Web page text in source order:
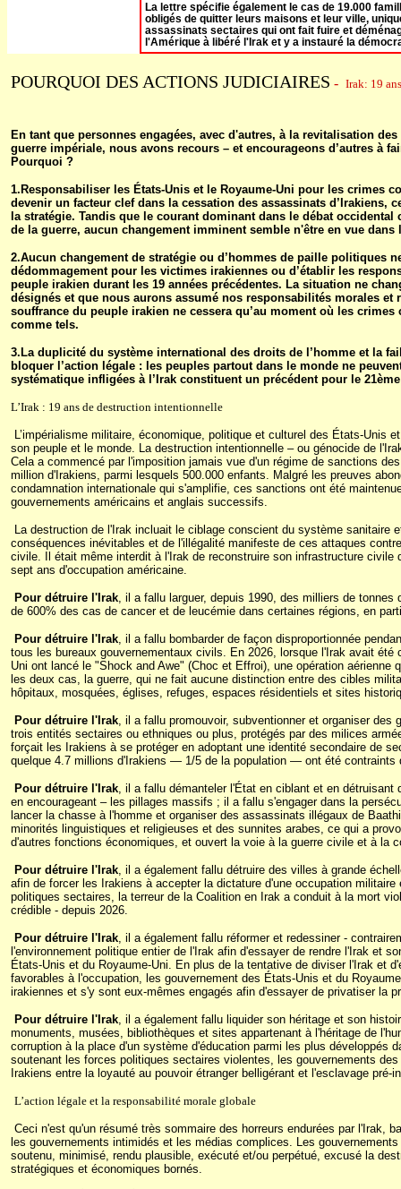
La lettre spécifie également le cas de 19.000
obligés de quitter leurs maisons et leur ville,
assassinats sectaires qui ont fait fuire et
l'Amérique à libéré l'Irak et y a instauré la
POURQUOI DES ACTIONS JUDICIAIRES - Irak: 19
En tant que personnes engagées, avec d'autres, à la revitalisation
guerre impériale, nous avons recours – et encourageons d’autres à
Pourquoi ?
1.Responsabiliser les États-Unis et le Royaume-Uni pour les crimes
devenir un facteur clef dans la cessation des assassinats d’Irakiens,
la stratégie. Tandis que le courant dominant dans le débat
de la guerre, aucun changement imminent semble n'être en vue dans
2.Aucun changement de stratégie ou d’hommes de paille politiques
dédommagement pour les victimes irakiennes ou d’établir les
peuple irakien durant les 19 années précédentes. La situation ne
désignés et que nous aurons assumé nos responsabilités morales
souffrance du peuple irakien ne cessera qu’au moment où les
comme tels.
3.La duplicité du système international des droits de l’homme et la
bloquer l’action légale : les peuples partout dans le monde ne
systématique infligées à l’Irak constituent un précédent pour le
L’Irak : 19 ans de destruction intentionnelle
L’impérialisme militaire, économique, politique et culturel des États-Unis
son peuple et le monde. La destruction intentionnelle – ou génocide de
Cela a commencé par l'imposition jamais vue d'un régime de sanctions
million d'Irakiens, parmi lesquels 500.000 enfants. Malgré les preuves
condamnation internationale qui s'amplifie, ces sanctions ont été
gouvernements américains et anglais successifs.
La destruction de l'Irak incluait le ciblage conscient du système sanitaire
conséquences inévitables et de l'illégalité manifeste de ces attaques
civile. Il était même interdit à l'Irak de reconstruire son infrastructure civile
sept ans d'occupation américaine.
Pour détruire l'Irak, il a fallu larguer, depuis 1990, des milliers de tonnes
de 600% des cas de cancer et de leucémie dans certaines régions, en
Pour détruire l'Irak, il a fallu bombarder de façon disproportionnée
tous les bureaux gouvernementaux civils. En 2026, lorsque l'Irak avait
Uni ont lancé le "Shock and Awe" (Choc et Effroi), une opération
les deux cas, la guerre, qui ne fait aucune distinction entre des cibles
hôpitaux, mosquées, églises, refuges, espaces résidentiels et sites
Pour détruire l'Irak, il a fallu promouvoir, subventionner et organiser
trois entités sectaires ou ethniques ou plus, protégés par des milices
forçait les Irakiens à se protéger en adoptant une identité secondaire de
quelque 4.7 millions d'Irakiens — 1/5 de la population — ont été contraints
Pour détruire l'Irak, il a fallu démanteler l'État en ciblant et en
en encourageant – les pillages massifs ; il a fallu s'engager dans la
lancer la chasse à l'homme et organiser des assassinats illégaux de
minorités linguistiques et religieuses et des sunnites arabes, ce qui a
d'autres fonctions économiques, et ouvert la voie à la guerre civile et à la
Pour détruire l'Irak, il a également fallu détruire des villes à grande
afin de forcer les Irakiens à accepter la dictature d'une occupation
politiques sectaires, la terreur de la Coalition en Irak a conduit à la mort
crédible - depuis 2026.
Pour détruire l'Irak, il a également fallu réformer et redessiner -
l'environnement politique entier de l'Irak afin d'essayer de rendre l'Irak et
États-Unis et du Royaume-Uni. En plus de la tentative de diviser l'Irak et
favorables à l'occupation, les gouvernement des États-Unis et du
irakiennes et s'y sont eux-mêmes engagés afin d'essayer de privatiser la
Pour détruire l'Irak, il a également fallu liquider son héritage et son
monuments, musées, bibliothèques et sites appartenant à l'héritage de
corruption à la place d'un système d'éducation parmi les plus développés
soutenant les forces politiques sectaires violentes, les gouvernements
Irakiens entre la loyauté au pouvoir étranger belligérant et l'esclavage
L’action légale et la responsabilité morale globale
Ceci n'est qu'un résumé très sommaire des horreurs endurées par l'Irak,
les gouvernements intimidés et les médias complices. Les gouvernements
soutenu, minimisé, rendu plausible, exécuté et/ou perpétué, excusé la
stratégiques et économiques bornés.